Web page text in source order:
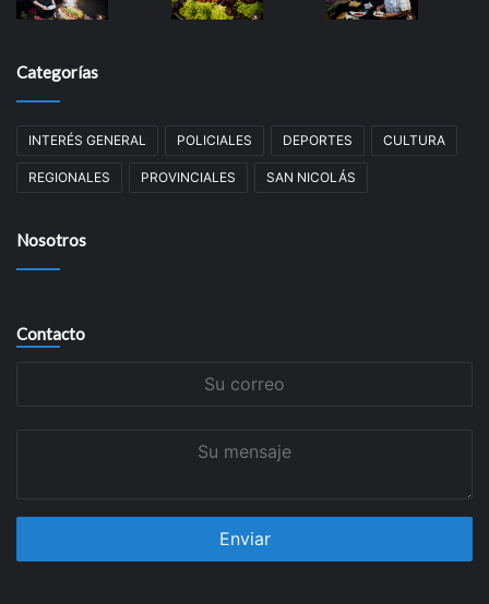
Categorías
INTERÉS GENERAL POLICIALES DEPORTES CULTURA
REGIONALES PROVINCIALES SAN NICOLÁS
Nosotros
Contacto